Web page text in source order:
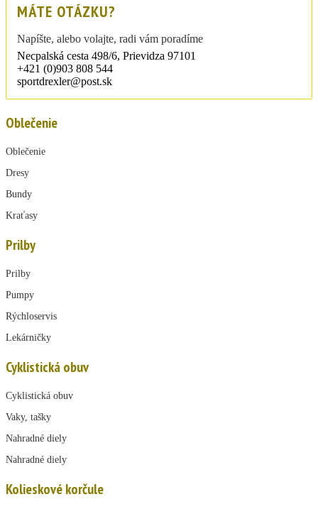
MÁTE OTÁZKU?
Napíšte, alebo volajte, radi vám poradíme
Necpalská cesta 498/6, Prievidza 97101
+421 (0)903 808 544
sportdrexler@post.sk
Oblečenie
Oblečenie
Dresy
Bundy
Kraťasy
Prilby
Prilby
Pumpy
Rýchloservis
Lekárničky
Cyklistická obuv
Cyklistická obuv
Vaky, tašky
Nahradné diely
Nahradné diely
Kolieskové korčule